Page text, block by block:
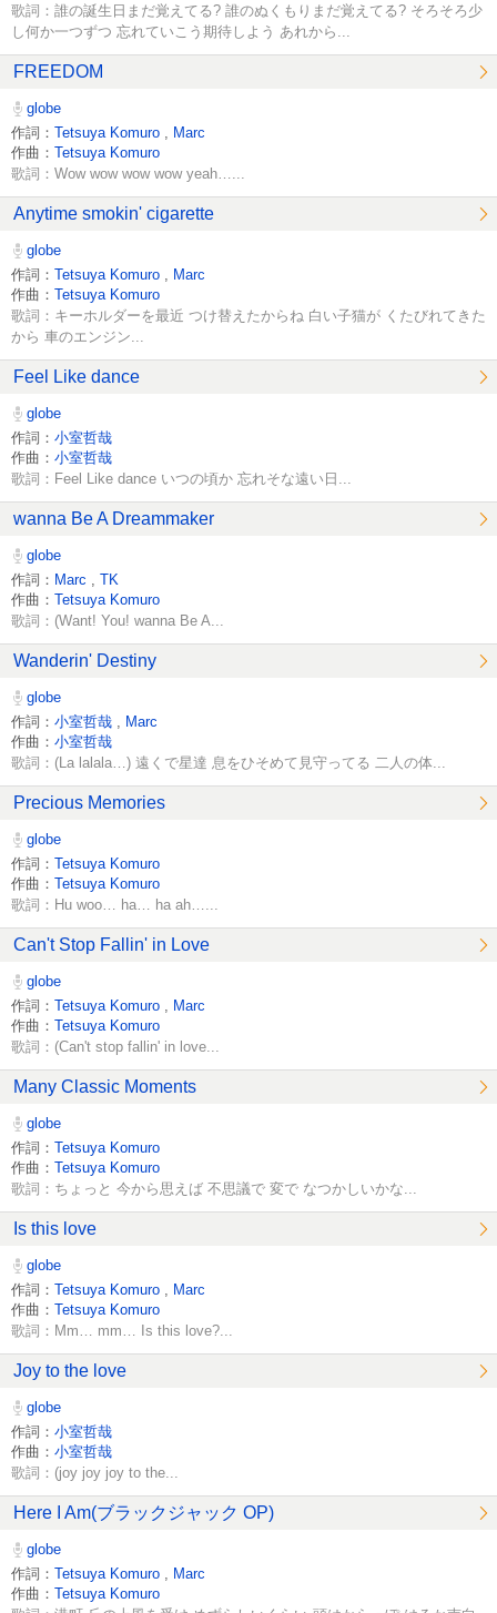
歌詞：誰の誕生日まだ覚えてる? 誰のぬくもりまだ覚えてる? そろそろ少
し何か一つずつ 忘れていこう期待しよう あれから...
FREEDOM
globe
作詞： Tetsuya Komuro
Marc
作曲： Tetsuya Komuro
歌詞：Wow wow wow wow yeah…...
Anytime smokin' cigarette
globe
作詞： Tetsuya Komuro
Marc
作曲： Tetsuya Komuro
歌詞：キーホルダーを最近 つけ替えたからね 白い子猫が くたびれてきた
から 車のエンジン...
Feel Like dance
globe
作詞： 小室哲哉
作曲： 小室哲哉
歌詞：Feel Like dance いつの頃か 忘れそな遠い日...
wanna Be A Dreammaker
globe
作詞： Marc
TK
作曲： Tetsuya Komuro
歌詞：(Want! You! wanna Be A...
Wanderin' Destiny
globe
作詞： 小室哲哉
Marc
作曲： 小室哲哉
歌詞：(La lalala…) 遠くで星達 息をひそめて見守ってる 二人の体...
Precious Memories
globe
作詞： Tetsuya Komuro
作曲： Tetsuya Komuro
歌詞：Hu woo… ha… ha ah…...
Can't Stop Fallin' in Love
globe
作詞： Tetsuya Komuro
Marc
作曲： Tetsuya Komuro
歌詞：(Can't stop fallin' in love...
Many Classic Moments
globe
作詞： Tetsuya Komuro
作曲： Tetsuya Komuro
歌詞：ちょっと 今から思えば 不思議で 変で なつかしいかな...
Is this love
globe
作詞： Tetsuya Komuro
Marc
作曲： Tetsuya Komuro
歌詞：Mm… mm… Is this love?...
Joy to the love
globe
作詞： 小室哲哉
作曲： 小室哲哉
歌詞：(joy joy joy to the...
Here I Am(ブラックジャック OP)
globe
作詞： Tetsuya Komuro
Marc
作曲： Tetsuya Komuro